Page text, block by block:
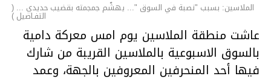
الملاسين: بسبب "نصبة في السوق "... يهشّم جمجمته بقضيب حديدي ... (
التفـاصيل )
عاشت منطقة الملاسين يوم امس معركة دامية
بالسوق الاسبوعية بالملاسين القريبة من شارك
فيها أحد المنحرفين المعروفين بالجهة، وعمد